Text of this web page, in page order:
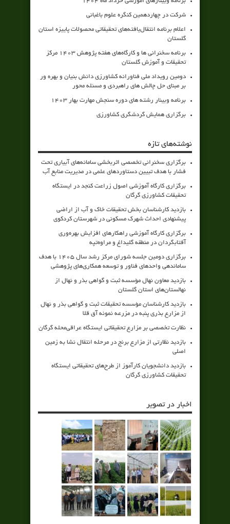
شرکت در چهاردهمین کنگره علوم باغبانی
اعلام برنامه انتقال‌یافته‌های تحقیقاتی محصولات پاییزه استان
گلستان
برنامه سخنرانی ها و کارگاه‌های هفته پژوهش 1403 مرکز
تحقیقات و آموزش گلستان
دومین رویداد ملی فناورانه کشاورزی دانش بنیان و بهره ور
بر مبنای حل چالش های راهبردی و مسئله محور
برنامه وبینار رشته های دوره سنجش مهارت بهار 1403
برگزاری همایش گردشگری کشاورزی
نوشته‌های تازه
برگزاری سخنرانی تخصصی اثربخشی سامانه‌های آبیاری تحت
فشار با هدف تبیین دستاوردهای علمی در مدیریت منابع آب
برگزاری کارگاه آموزشی اصول زراعت کنجد در ایستگاه
تحقیقات کشاورزی گرگان
بازدید کارشناسان بخش تحقیقات خاک و آب از اراضی
پیشنهادی احداث شهرک مسکونی در شهرستان کردکوی
برگزاری کارگاه آموزشی راهکارهای افزایش بهره‌وری
آفتابگردان در منطقه گلیداغ و مراوه‌تپه
برگزاری دومین جلسه شورای مرکز رشد سال ۱۴۰۵ با هدف
ساماندهی واحدهای فناور و توسعه همکاری‌های پژوهشی
بازدید معاون نهال مؤسسه ثبت و گواهی بذر و نهال از
نهالستان‌های استان گلستان
بازدید کارشناسان مؤسسه تحقیقات ثبت و گواهی بذر و نهال
از مزارع بذری پنبه در مزرعه نمونه آق قلا
نظارت تخصصی بر مزارع تحقیقاتی ایستگاه عراقی‌محله گرگان
بازدید نظارتی از مزارع برنج در مرحله انتقال نشا به زمین
اصلی
بازدید دانشجویان کارآموز از طرح‌های تحقیقاتی ایستگاه
تحقیقات کشاورزی گرگان
اخبار در تصویر